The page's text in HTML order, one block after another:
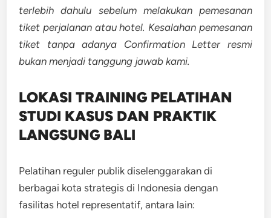
terlebih dahulu sebelum melakukan pemesanan
tiket perjalanan atau hotel. Kesalahan pemesanan
tiket tanpa adanya Confirmation Letter resmi
bukan menjadi tanggung jawab kami.
LOKASI TRAINING PELATIHAN
STUDI KASUS DAN PRAKTIK
LANGSUNG BALI
Pelatihan reguler publik diselenggarakan di
berbagai kota strategis di Indonesia dengan
fasilitas hotel representatif, antara lain: